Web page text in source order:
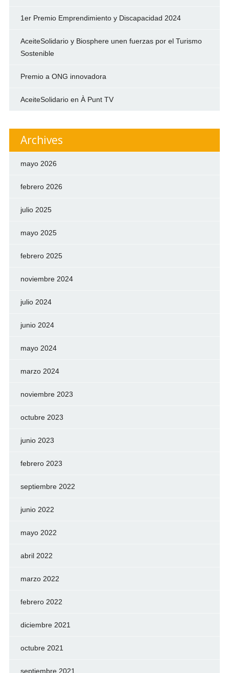
1er Premio Emprendimiento y Discapacidad 2024
AceiteSolidario y Biosphere unen fuerzas por el Turismo
Sostenible
Premio a ONG innovadora
AceiteSolidario en À Punt TV
Archives
mayo 2026
febrero 2026
julio 2025
mayo 2025
febrero 2025
noviembre 2024
julio 2024
junio 2024
mayo 2024
marzo 2024
noviembre 2023
octubre 2023
junio 2023
febrero 2023
septiembre 2022
junio 2022
mayo 2022
abril 2022
marzo 2022
febrero 2022
diciembre 2021
octubre 2021
septiembre 2021